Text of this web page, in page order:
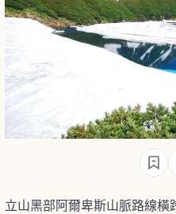
立山黑部阿爾卑斯山脈路線